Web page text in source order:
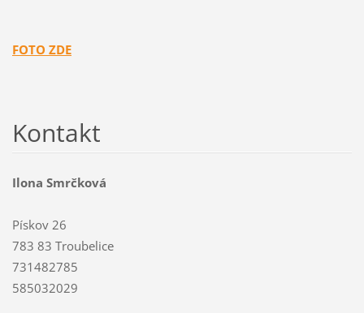
FOTO ZDE
Kontakt
Ilona Smrčková
Pískov 26
783 83 Troubelice
731482785
585032029